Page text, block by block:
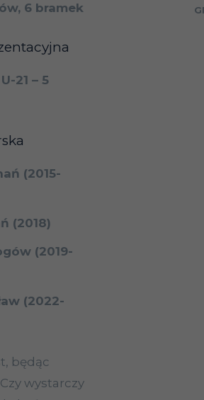
6 bramek
21 – 5
(2015-
(2018)
(2019-
(2022-
będąc
wystarczy